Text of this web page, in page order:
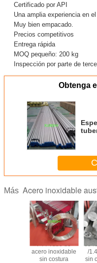
Certificado por API
Una amplia experiencia en
Muy bien empacado.
Precios competitivos
Entrega rápida
MOQ pequeño: 200 kg
Inspección por parte de
Obtenga
Más Acero inoxidable
F44 Tubo de
acero inoxidable
sin costura
/
sin